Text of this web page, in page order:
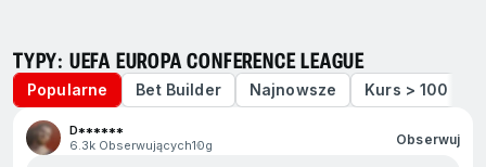
TYPY: UEFA EUROPA CONFERENCE LEAGUE
Popularne Bet Builder Najnowsze Kurs > 100
D******
6.3k Obserwujących10g Obserwuj